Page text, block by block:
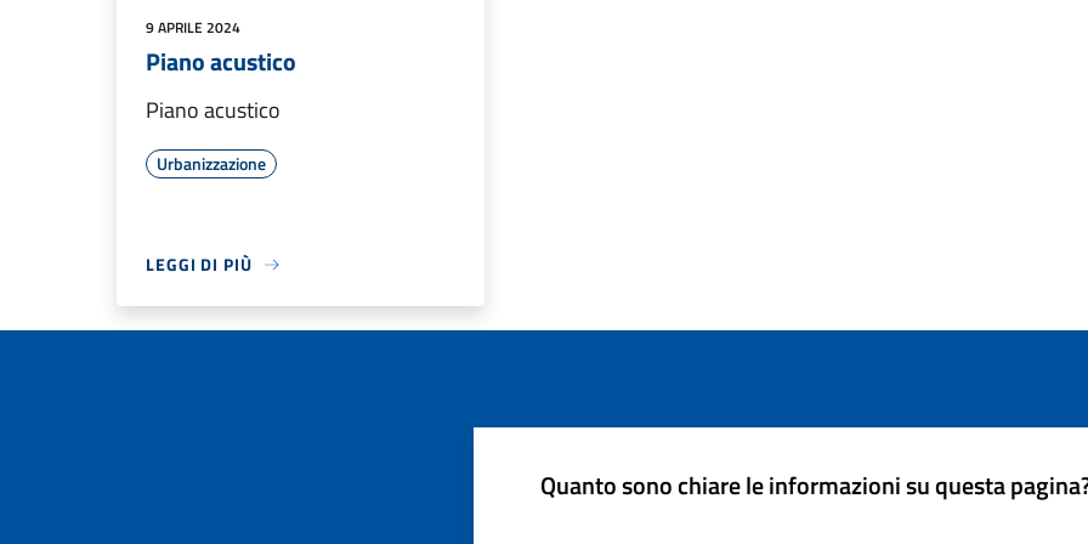
9 APRILE 2024
Piano acustico
Piano acustico
Urbanizzazione
LEGGI DI PIÙ
Quanto sono chiare le informazioni su questa